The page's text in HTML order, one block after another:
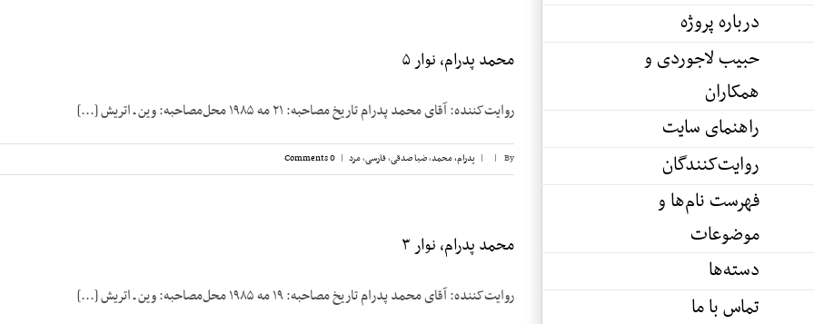
درباره پروژه
حبیب لاجوردی و
همکاران
راهنمای سایت
روایت‌کنندگان
فهرست نام‌ها و
موضوعات
دسته‌ها
تماس با ما
محمد پدرام، نوار ۵
روایت‌کننده: آقای محمد پدرام تاریخ مصاحبه: ۲۱ مه ۱۹۸۵ محل‌مصاحبه: وین ـ اتریش [...]
By
|
| پدرام، محمد,ضیا صدقی,فارسی,مرد |
0 Comments
محمد پدرام، نوار ۳
روایت‌کننده: آقای محمد پدرام تاریخ مصاحبه: ۱۹ مه ۱۹۸۵ محل‌مصاحبه: وین ـ اتریش [...]